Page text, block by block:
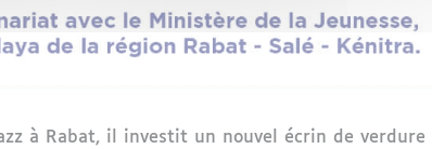
à Rabat, il investit un nouvel écrin de